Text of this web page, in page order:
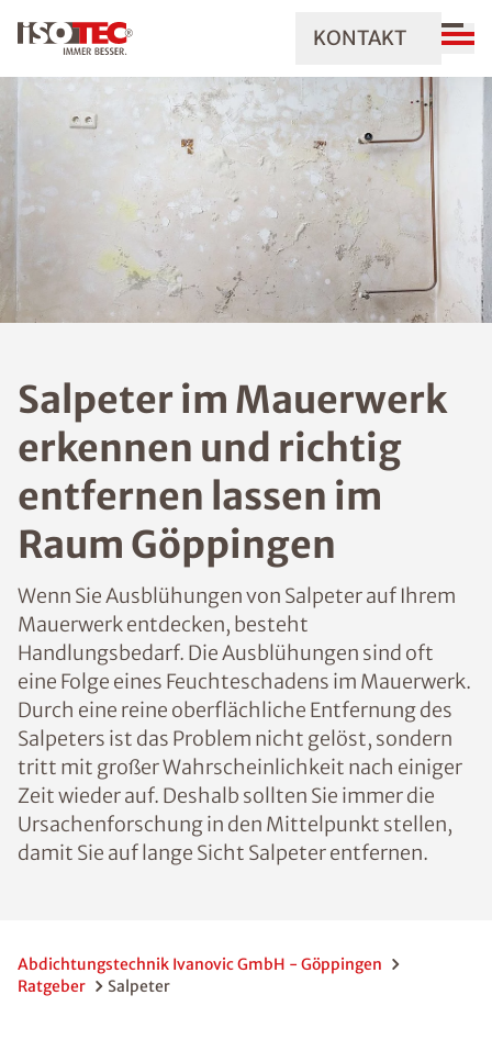
KONTAKT
Salpeter im Mauerwerk
erkennen und richtig
entfernen lassen im
Raum Göppingen
Wenn Sie Ausblühungen von Salpeter auf Ihrem
Mauerwerk entdecken, besteht
Handlungsbedarf. Die Ausblühungen sind oft
eine Folge eines Feuchteschadens im Mauerwerk.
Durch eine reine oberflächliche Entfernung des
Salpeters ist das Problem nicht gelöst, sondern
tritt mit großer Wahrscheinlichkeit nach einiger
Zeit wieder auf. Deshalb sollten Sie immer die
Ursachenforschung in den Mittelpunkt stellen,
damit Sie auf lange Sicht Salpeter entfernen.
Abdichtungstechnik Ivanovic GmbH - Göppingen
Ratgeber
Salpeter